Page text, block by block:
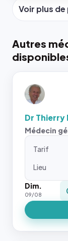
Voir plus
Autres
Dr Thierry
Médecin
Tarif
Lieu
Dim.
09/08